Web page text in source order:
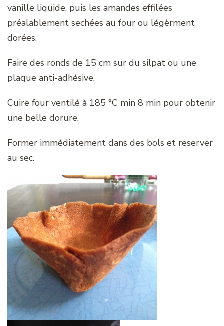
vanille liquide, puis les amandes effilées
préalablement sechées au four ou légèrment
dorées.
Faire des ronds de 15 cm sur du silpat ou une
plaque anti-adhésive.
Cuire four ventilé à 185 °C min 8 min pour obtenir
une belle dorure.
Former immédiatement dans des bols et reserver
au sec.